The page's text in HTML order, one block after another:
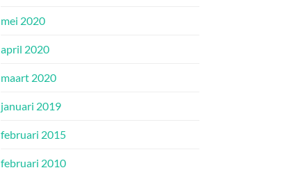
mei 2020
april 2020
maart 2020
januari 2019
februari 2015
februari 2010